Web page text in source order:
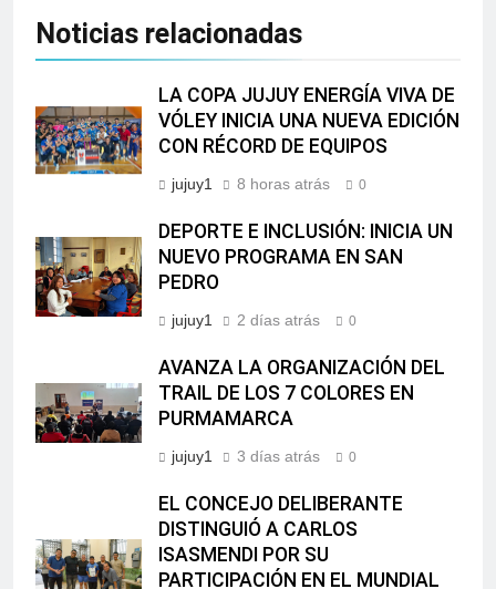
Noticias relacionadas
LA COPA JUJUY ENERGÍA VIVA DE
VÓLEY INICIA UNA NUEVA EDICIÓN
CON RÉCORD DE EQUIPOS
jujuy1 8 horas atrás 0
DEPORTE E INCLUSIÓN: INICIA UN
NUEVO PROGRAMA EN SAN
PEDRO
jujuy1 2 días atrás 0
AVANZA LA ORGANIZACIÓN DEL
TRAIL DE LOS 7 COLORES EN
PURMAMARCA
jujuy1 3 días atrás 0
EL CONCEJO DELIBERANTE
DISTINGUIÓ A CARLOS
ISASMENDI POR SU
PARTICIPACIÓN EN EL MUNDIAL